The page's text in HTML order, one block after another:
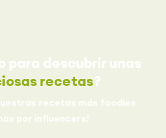
para descubrir unas
recetas?
recetas más foodies
por influencers!